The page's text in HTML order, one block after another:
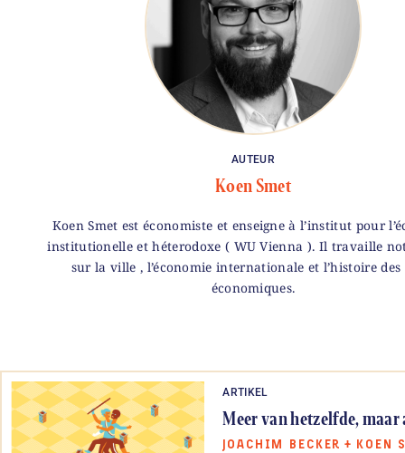
AUTEUR
Koen Smet
Koen Smet est économiste et enseigne à l’institut pour
institutionelle et héterodoxe ( WU Vienna ). Il travaille
sur la ville , l’économie internationale et l’histoire des
économiques.
ARTIKEL
Meer van hetzelfde, maar
JOACHIM BECKER + KOEN